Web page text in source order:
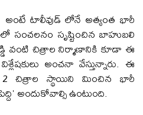
అంటే టాలీవుడ్ లోనే అత్యంత భారీ
సంచలనం సృష్టించిన బాహుబలి
వంటి చిత్రాల నిర్మాణానికి కూడా ఈ
అంచనా వేస్తున్నారు. ఈ
2 చిత్రాల స్థాయిని మించిన భారీ
అందుకోవాల్సి ఉంటుంది.